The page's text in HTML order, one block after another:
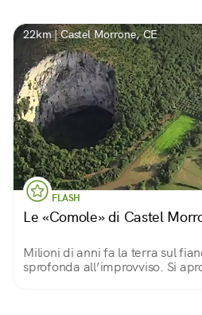
22km | Castel Morrone, CE
FLASH
Le «Comole» di Castel
Milioni di anni fa la terra sul
sprofonda all’improvviso. Si